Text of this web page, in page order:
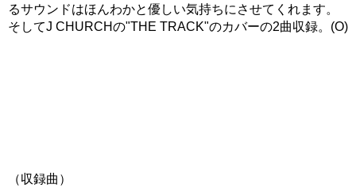
るサウンドはほんわかと優しい気持ちにさせてくれます。
そしてJ CHURCHの"THE TRACK"のカバーの2曲収録。(O)
（収録曲）